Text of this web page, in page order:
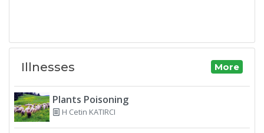
Illnesses More
Plants Poisoning
H Cetin KATIRCI